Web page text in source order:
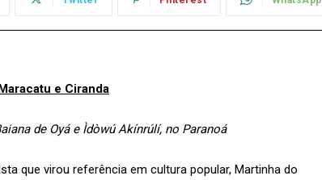
e Ciranda
de Oyá e Ìdòwú Akínrúlí, no Paranoá
que virou referência em cultura popular, Martinha do